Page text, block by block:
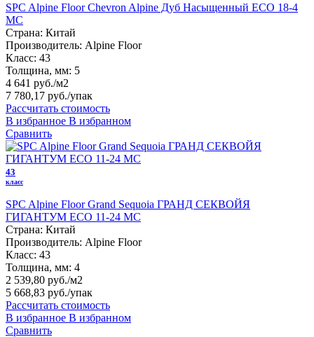
SPC Alpine Floor Chevron Alpine Дуб Насыщенный ECO 18-4
MC
Страна: Китай
Производитель: Alpine Floor
Класс: 43
Толщина, мм: 5
4 641 руб./м2
7 780,17 руб./упак
Рассчитать стоимость
В избранное В избранном
Сравнить
43
класс
SPC Alpine Floor Grand Sequoia ГРАНД СЕКВОЙЯ
ГИГАНТУМ ECO 11-24 MC
Страна: Китай
Производитель: Alpine Floor
Класс: 43
Толщина, мм: 4
2 539,80 руб./м2
5 668,83 руб./упак
Рассчитать стоимость
В избранное В избранном
Сравнить